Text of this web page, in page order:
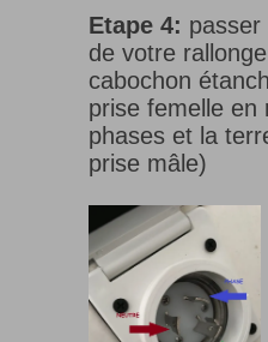
Etape 4: passer
de votre
cabochon
prise femelle en
phases et la
prise mâle)